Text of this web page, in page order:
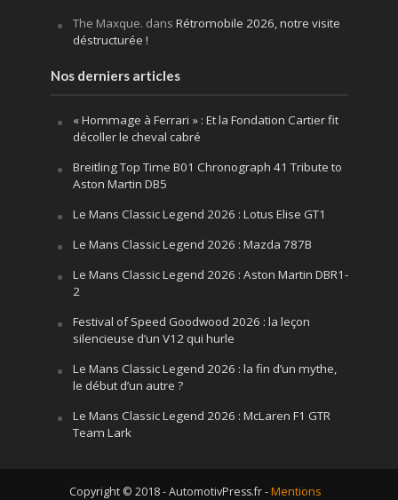
The Maxque. dans Rétromobile 2026, notre visite
déstructurée !
Nos derniers articles
« Hommage à Ferrari » : Et la Fondation Cartier fit
décoller le cheval cabré
Breitling Top Time B01 Chronograph 41 Tribute to
Aston Martin DB5
Le Mans Classic Legend 2026 : Lotus Elise GT1
Le Mans Classic Legend 2026 : Mazda 787B
Le Mans Classic Legend 2026 : Aston Martin DBR1-
2
Festival of Speed Goodwood 2026 : la leçon
silencieuse d’un V12 qui hurle
Le Mans Classic Legend 2026 : la fin d’un mythe,
le début d’un autre ?
Le Mans Classic Legend 2026 : McLaren F1 GTR
Team Lark
Copyright © 2018 - AutomotivPress.fr -Mentions